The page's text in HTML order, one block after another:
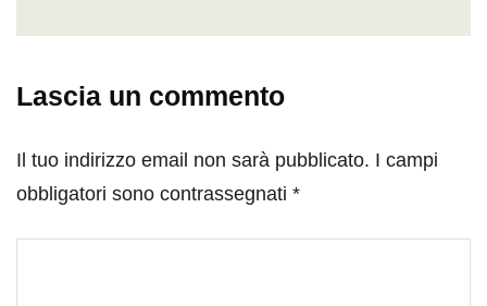
Lascia un commento
Il tuo indirizzo email non sarà pubblicato. I campi
obbligatori sono contrassegnati *